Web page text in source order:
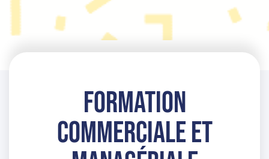
FORMATION
COMMERCIALE ET